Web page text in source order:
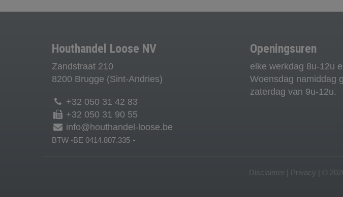
Houthandel Loose NV
Zandstraat 210
8200 Brugge (Sint-Andries)
+32 050 31 42 83
+32 050 31 90 55
info@houthandel-loose.be
BTW -BE 0414.807.335 -
Openingsuren
elke werkdag 8u-12u
Woensdag namiddag
zaterdag van 9u-12u.
Disclaimer Privacy | ©